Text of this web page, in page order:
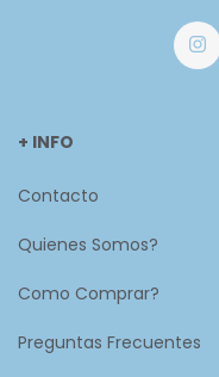
+ INFO
Contacto
Quienes Somos?
Como Comprar?
Preguntas Frecuentes